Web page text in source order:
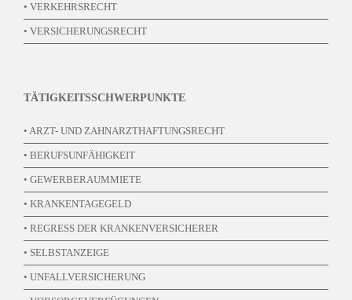
• VERKEHRSRECHT
• VERSICHERUNGSRECHT
TÄTIGKEITSSCHWERPUNKTE
• ARZT- UND ZAHNARZTHAFTUNGSRECHT
• BERUFSUNFÄHIGKEIT
• GEWERBERAUMMIETE
• KRANKENTAGEGELD
• REGRESS DER KRANKENVERSICHERER
• SELBSTANZEIGE
• UNFALLVERSICHERUNG